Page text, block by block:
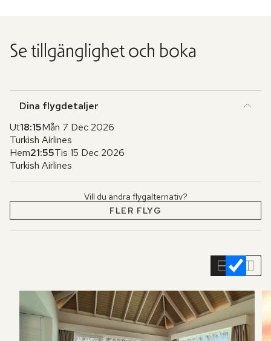
Se tillgänglighet och boka
Dina flygdetaljer
Ut18:15Mån 7 Dec 2026
Turkish Airlines
Hem21:55Tis 15 Dec 2026
Turkish Airlines
Vill du ändra flygalternativ?
FLER FLYG